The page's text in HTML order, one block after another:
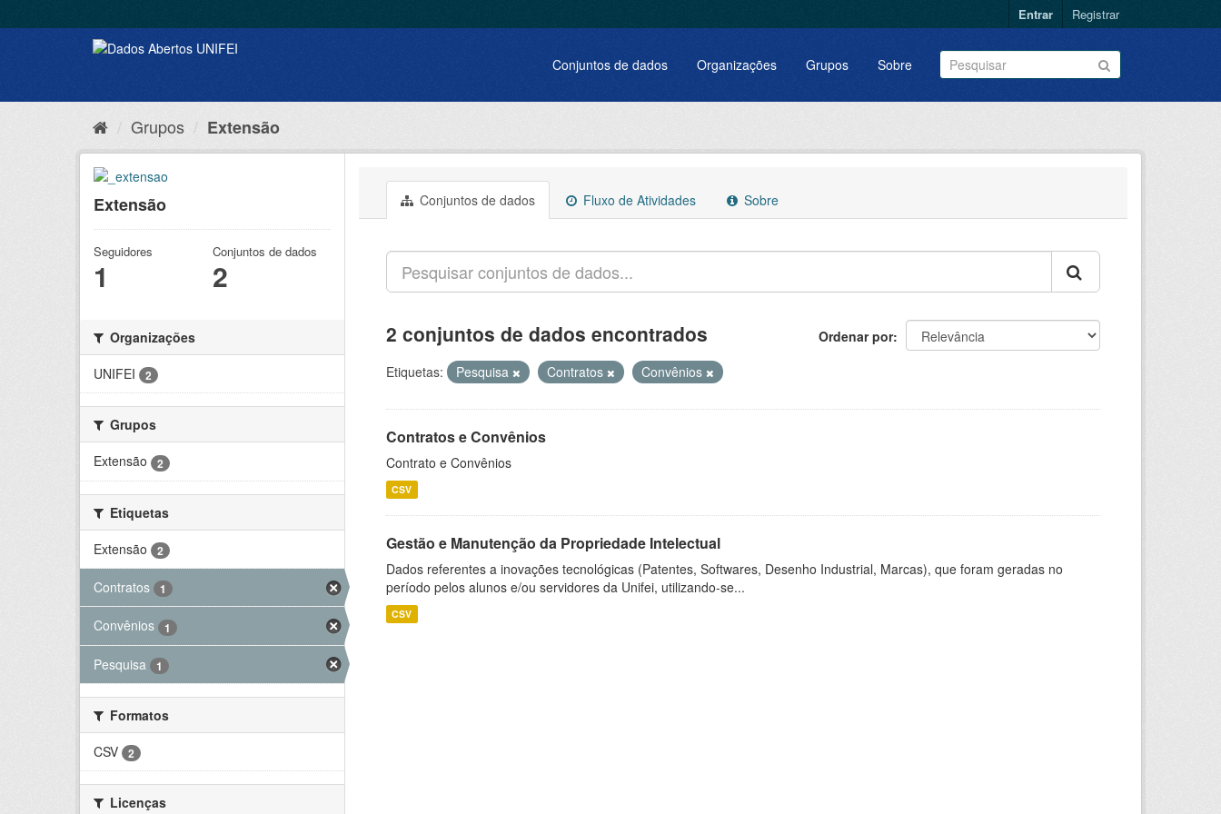
Entrar Registrar
Conjuntos de dados Organizações Grupos Sobre
Grupos Extensão
Extensão
Seguidores
1
Conjuntos de dados
2
Organizações
UNIFEI
2
Grupos
Extensão
2
Etiquetas
Extensão
2
Contratos 1
Convênios 1
Pesquisa 1
Formatos
CSV
2
Licenças
Conjuntos de dados Fluxo de Atividades Sobre
Ordenar por
2 conjuntos de dados encontrados
Etiquetas: Pesquisa Contratos Convênios
Contratos e Convênios
Contrato e Convênios
CSV
Gestão e Manutenção da Propriedade Intelectual
Dados referentes a inovações tecnológicas (Patentes, Softwares, Desenho Industrial, Marcas), que foram geradas no
período pelos alunos e/ou servidores da Unifei, utilizando-se...
CSV